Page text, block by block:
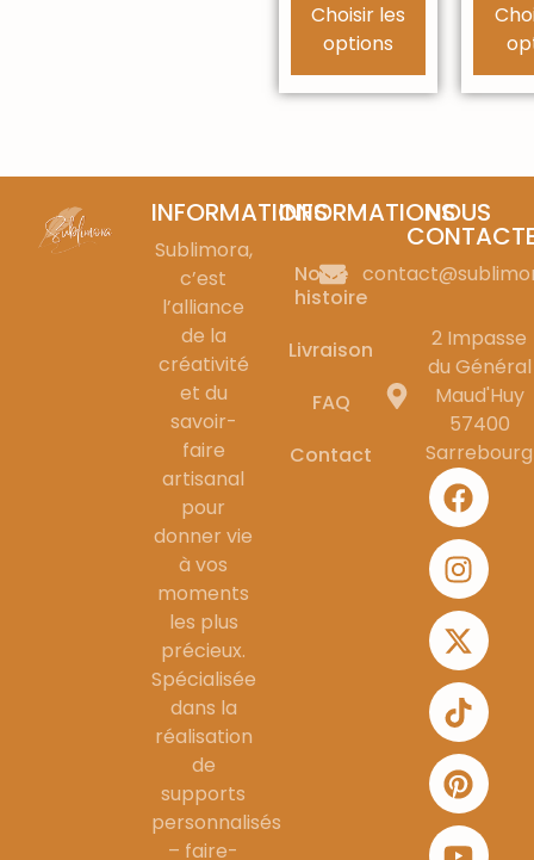
Choisir les
options
INFORMATIONS
Sublimora,
c’est
l’alliance
de la
créativité
et du
savoir-
faire
artisanal
pour
donner vie
à vos
moments
les plus
précieux.
Spécialisée
dans la
réalisation
de
supports
personnalisés
– faire-
INFORMATIONS
Notre
histoire
Livraison
FAQ
Contact
NOUS
2 Impasse
du Général
Maud'Huy
57400
Sarrebourg